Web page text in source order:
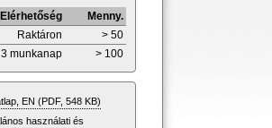
Elérhetőség
Menny.
Raktáron
> 50
3 munkanap
> 100
EN (PDF, 548 KB)
használati és